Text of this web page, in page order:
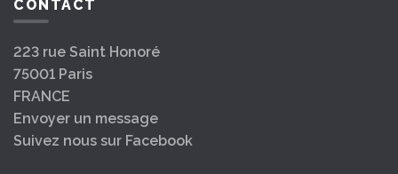
CONTACT
223 rue Saint Honoré
75001 Paris
FRANCE
Envoyer un message
Suivez nous sur Facebook